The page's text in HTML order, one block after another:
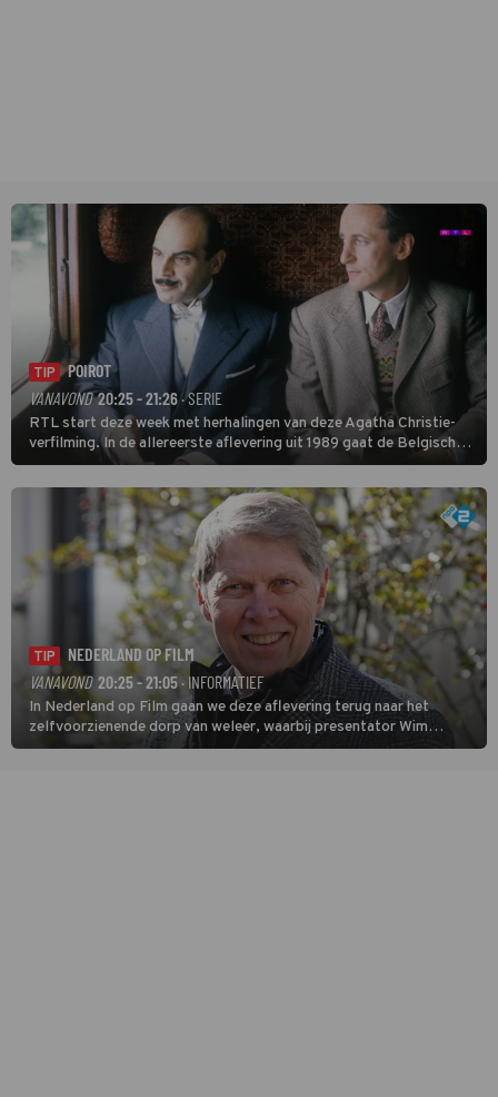
TIP
POIROT
VANAVOND 20:25 - 21:26 · SERIE
RTL start deze week met herhalingen van deze Agatha Christie-
verfilming. In de allereerste aflevering uit 1989 gaat de Belgische
speurder op zoek naar een vermiste kok. Poirot raakt al snel
verwikkeld in een moordzaak. (HH)
TIP
NEDERLAND OP FILM
VANAVOND 20:25 - 21:05· INFORMATIEF
In Nederland op Film gaan we deze aflevering terug naar het
zelfvoorzienende dorp van weleer, waarbij presentator Wim
Daniëls de kijkers meeneemt op reis door de tijd aan de hand van